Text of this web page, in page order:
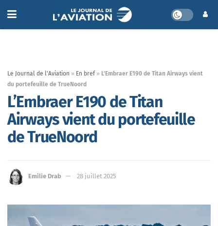
Le Journal de l'Aviation » En bref » L’Embraer E190 de Titan Airways vient
du portefeuille de TrueNoord
L’Embraer E190 de Titan
Airways vient du portefeuille
de TrueNoord
Emilie Drab 28 juillet 2025